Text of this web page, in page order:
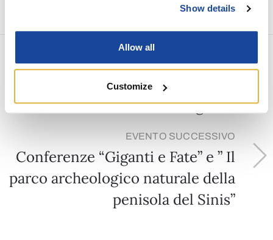
Show details
Allow all
Customize
EVENTO PRECEDENTE
Concerti in Basilica 2024 –
Orchestra inclusiva Esagramma
EVENTO SUCCESSIVO
Conferenze “Giganti e Fate” e ” Il
parco archeologico naturale della
penisola del Sinis”